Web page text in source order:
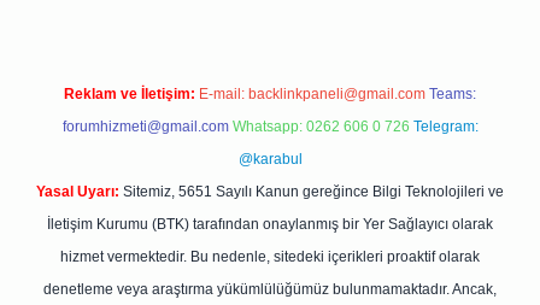
Reklam ve İletişim: E-mail: backlinkpaneli@gmail.com Teams:
forumhizmeti@gmail.com Whatsapp: 0262 606 0 726 Telegram:
@karabul
Yasal Uyarı: Sitemiz, 5651 Sayılı Kanun gereğince Bilgi Teknolojileri ve
İletişim Kurumu (BTK) tarafından onaylanmış bir Yer Sağlayıcı olarak
hizmet vermektedir. Bu nedenle, sitedeki içerikleri proaktif olarak
denetleme veya araştırma yükümlülüğümüz bulunmamaktadır. Ancak,